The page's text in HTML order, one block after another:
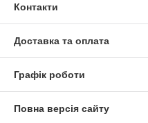
Контакти
Доставка та оплата
Графік роботи
Повна версія сайту